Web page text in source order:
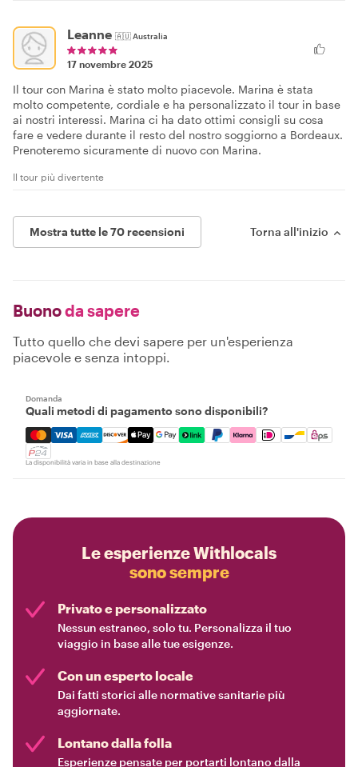
Leanne 🇦🇺Australia
17 novembre 2025
Il tour con Marina è stato molto piacevole. Marina è stata
molto competente, cordiale e ha personalizzato il tour in base
ai nostri interessi. Marina ci ha dato ottimi consigli su cosa
fare e vedere durante il resto del nostro soggiorno a Bordeaux.
Prenoteremo sicuramente di nuovo con Marina.
Il tour più divertente
Mostra tutte le 70 recensioni Torna all'inizio
Buonoda sapere
Tutto quello che devi sapere per un'esperienza
piacevole e senza intoppi.
Domanda
Quali metodi di pagamento sono disponibili?
Mastercard, Visa, Amex, Discover, Apple Pay, Google
La disponibilità varia in base alla destinazione
Le esperienze Withlocals
sono sempre
Privato e personalizzato
Nessun estraneo, solo tu. Personalizza il tuo
viaggio in base alle tue esigenze.
Con un esperto locale
Dai fatti storici alle normative sanitarie più
aggiornate.
Lontano dalla folla
Esperienze pensate per portarti lontano dalla